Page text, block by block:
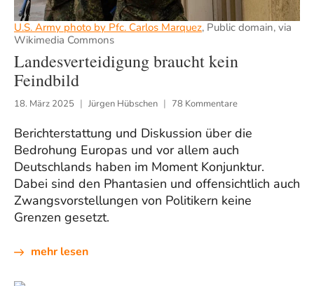
U.S. Army photo by Pfc. Carlos Marquez, Public domain, via
Wikimedia Commons
Landesverteidigung braucht kein
Feindbild
18. März 2025 Jürgen Hübschen 78 Kommentare
Berichterstattung und Diskussion über die
Bedrohung Europas und vor allem auch
Deutschlands haben im Moment Konjunktur.
Dabei sind den Phantasien und offensichtlich auch
Zwangsvorstellungen von Politikern keine
Grenzen gesetzt.
mehr lesen